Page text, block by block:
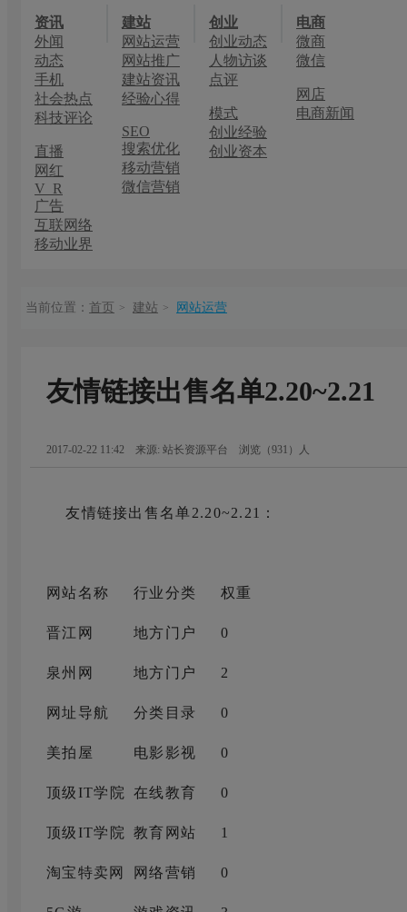
资讯
外闻
动态
手机
社会热点
科技评论
直播
网红
V R
广告
互联网络
移动业界
建站
网站运营
网站推广
建站资讯
经验心得
SEO
搜索优化
移动营销
微信营销
创业
创业动态
人物访谈
点评
模式
创业经验
创业资本
电商
微商
微信
网店
电商新闻
当前位置： 首页 > 建站 > 网站运营
友情链接出售名单2.20~2.21
2017-02-22 11:42 来源: 站长资源平台 浏览（931 ）人
友情链接出售名单2.20~2.21：
网站名称 行业分类 权重
晋江网 地方门户 0
泉州网 地方门户 2
网址导航 分类目录 0
美拍屋 电影影视 0
顶级IT学院 在线教育 0
顶级IT学院 教育网站 1
淘宝特卖网 网络营销 0